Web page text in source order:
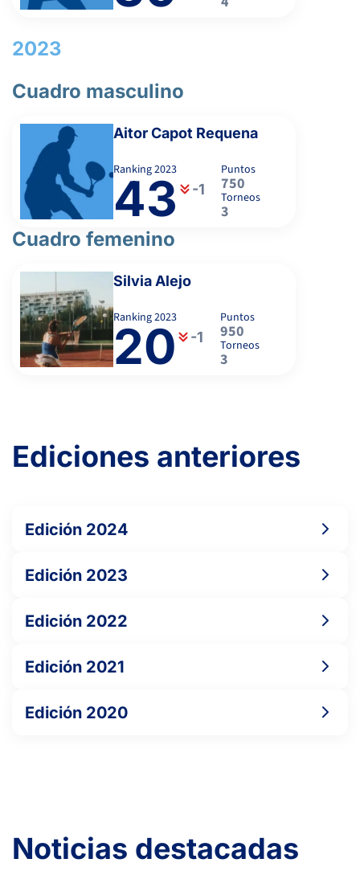
ARAUZO MARTINEZ, J.
-
2023
Cuadro masculino
Aitor Capot Requena
Ranking2023
43 -1
Puntos
750
Torneos
3
Cuadro femenino
Silvia Alejo
Ranking2023
20 -1
Puntos
950
Torneos
3
Ediciones anteriores
Edición 2024
Edición 2023
Edición 2022
Edición 2021
Edición 2020
Noticias destacadas